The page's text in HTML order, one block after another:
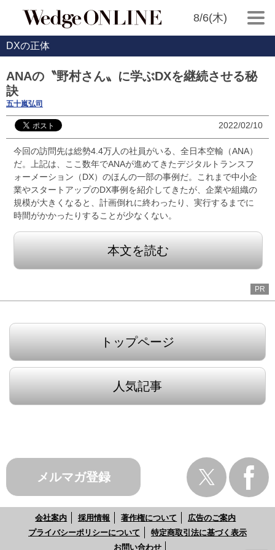
8/6(木)
DXの正体
ANAの〝野村さん〟に学ぶDXを継続させる秘
訣
五十嵐弘司
2022/02/10
今回の訪問先は総勢4.4万人の社員がいる、全日本空輸（ANA）
だ。上記は、ここ数年でANAが進めてきたデジタルトランスフ
ォーメーション（DX）のほんの一部の事例だ。これまで中小企
業やスタートアップのDX事例を紹介してきたが、企業や組織の
規模が大きくなると、計画倒れに終わったり、実行するまでに
時間がかかったりすることが少なくない。
本文を読む
PR
トップページ
人気記事
メルマガ登録
会社案内 採用情報 著作権について
広告のご案内
プライバシーポリシーについて
特定商取引法に基づく表示
お問い合わせ